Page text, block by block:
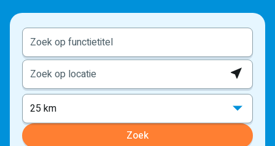
25 km
Zoek